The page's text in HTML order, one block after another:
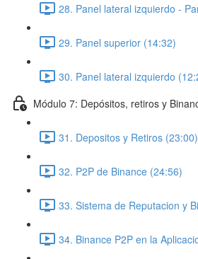
28. Panel lateral izquierdo -
29. Panel superior (14:32)
30. Panel lateral izquierdo
Módulo 7: Depósitos, retiros y
31. Depositos y Retiros (23:00)
32. P2P de Binance (24:56)
33. Sistema de Reputacion y
34. Binance P2P en la